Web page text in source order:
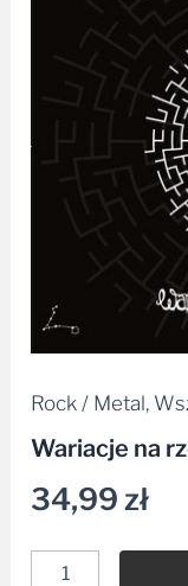
Rock / Metal,
Wariacje na
34,99zł